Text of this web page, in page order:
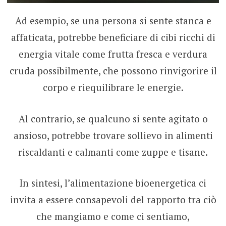
Ad esempio, se una persona si sente stanca e
affaticata, potrebbe beneficiare di cibi ricchi di
energia vitale come frutta fresca e verdura
cruda possibilmente, che possono rinvigorire il
corpo e riequilibrare le energie.
Al contrario, se qualcuno si sente agitato o
ansioso, potrebbe trovare sollievo in alimenti
riscaldanti e calmanti come zuppe e tisane.
In sintesi, l’alimentazione bioenergetica ci
invita a essere consapevoli del rapporto tra ciò
che mangiamo e come ci sentiamo,